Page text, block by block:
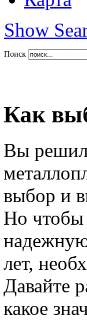
Show
Поиск
Как
Вы
выбор и
Но чтобы
лет,
Давайте
какое